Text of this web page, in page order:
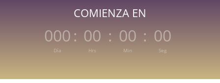
COMIENZA EN
000
Día
: 00
Hrs
: 00
Min
: 00
Seg